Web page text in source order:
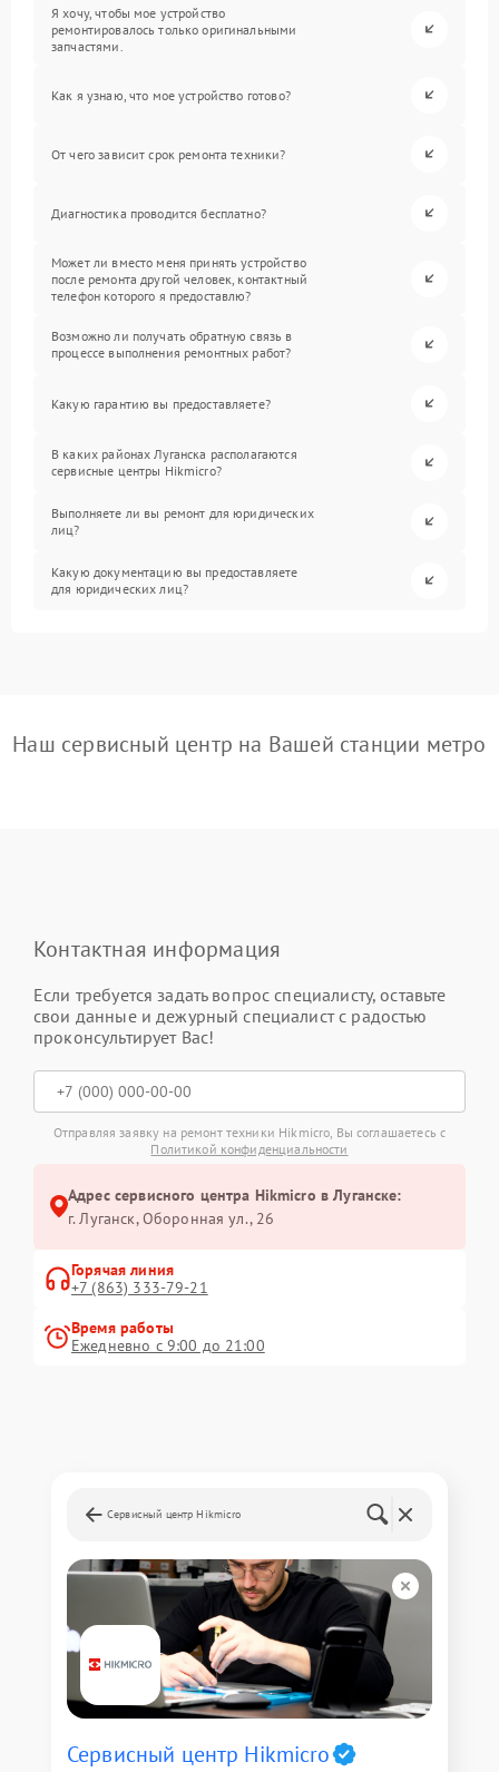
Я хочу, чтобы мое устройство
ремонтировалось только оригинальными
запчастями.
Как я узнаю, что мое устройство готово?
От чего зависит срок ремонта техники?
Диагностика проводится бесплатно?
Может ли вместо меня принять устройство
после ремонта другой человек, контактный
телефон которого я предоставлю?
Возможно ли получать обратную связь в
процессе выполнения ремонтных работ?
Какую гарантию вы предоставляете?
В каких районах Луганска располагаются
сервисные центры Hikmicro?
Выполняете ли вы ремонт для юридических
лиц?
Какую документацию вы предоставляете
для юридических лиц?
Наш сервисный центр на Вашей станции метро
Контактная информация
Если требуется задать вопрос специалисту, оставьте
свои данные и дежурный специалист с радостью
проконсультирует Вас!
Отправляя заявку на ремонт техники Hikmicro, Вы соглашаетесь с
Политикой конфиденциальности
Адрес сервисного центра Hikmicro в Луганске:
г. Луганск, Оборонная ул., 26
Горячая линия
+7 (863) 333-79-21
Время работы
Ежедневно с 9:00 до 21:00
Сервисный центр Hikmicro
Сервисный центр Hikmicro